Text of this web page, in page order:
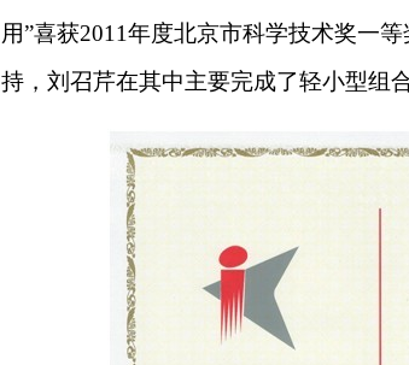
用”喜获2011年度北京市科学技术奖一
持，刘召芹在其中主要完成了轻小型组